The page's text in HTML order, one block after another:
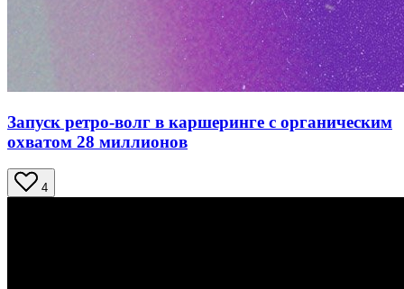
Запуск ретро-волг в каршеринге с органическим
охватом 28 миллионов
4